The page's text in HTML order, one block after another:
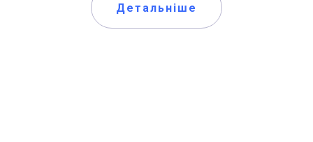
Детальніше